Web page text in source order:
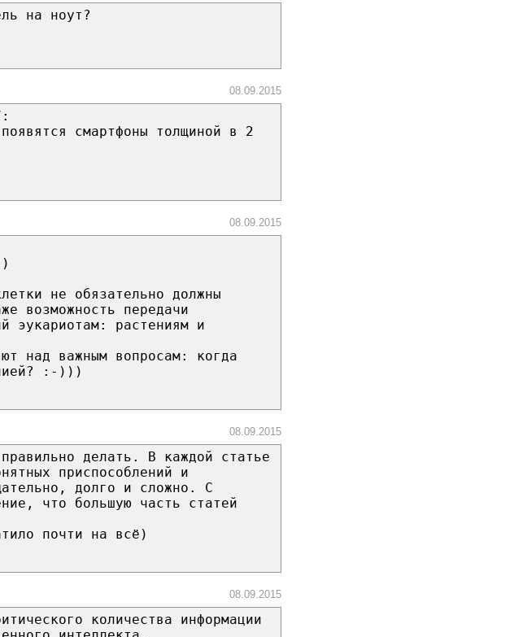
на ноут?
08.09.2015
смартфоны толщиной в 2
08.09.2015
не обязательно должны
возможность передачи
эукариотам: растениям и
над важным вопросам: когда
:-)))
08.09.2015
делать. В каждой статье
приспособлений и
долго и сложно. С
что большую часть статей
почти на всё)
08.09.2015
количества информации